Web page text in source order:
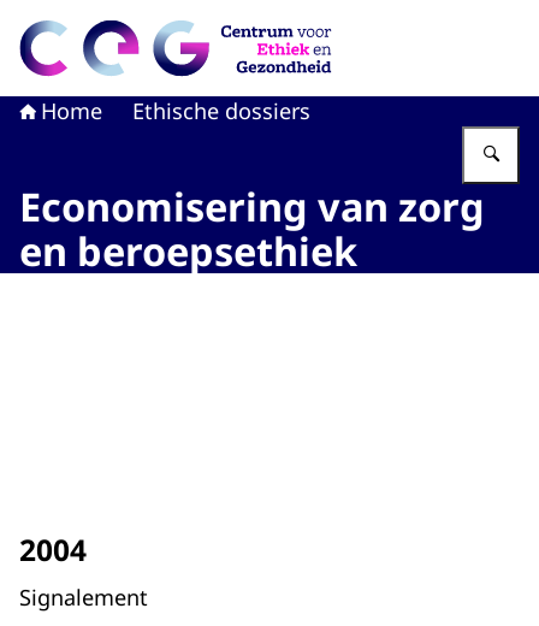
Naar de homepage van CEG - Centrum voor Ethiek en
Home Ethische dossiers
Economisering van zorg
en beroepsethiek
2004
Signalement